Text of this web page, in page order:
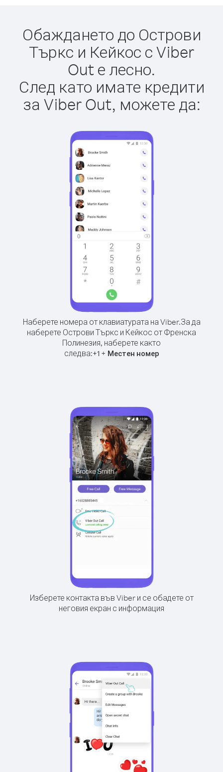
Обаждането до Острови
Търкс и Кейкос с Viber
Out е лесно.
След като имате кредити
за Viber Out, можете да:
Наберете номера от клавиатурата на Viber.За да
наберете Острови Търкс и Кейкос от Френска
Полинезия, наберете както
следва:+1+ Местен номер
Изберете контакта във Viber и се обадете от
неговия екран с информация